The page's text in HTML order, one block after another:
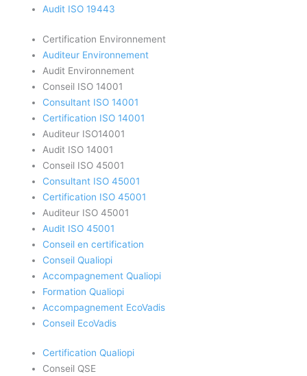
Audit ISO 19443
Certification Environnement
Auditeur Environnement
Audit Environnement
Conseil ISO 14001
Consultant ISO 14001
Certification ISO 14001
Auditeur ISO14001
Audit ISO 14001
Conseil ISO 45001
Consultant ISO 45001
Certification ISO 45001
Auditeur ISO 45001
Audit ISO 45001
Conseil en certification
Conseil Qualiopi
Accompagnement Qualiopi
Formation Qualiopi
Accompagnement EcoVadis
Conseil EcoVadis
Certification Qualiopi
Conseil QSE